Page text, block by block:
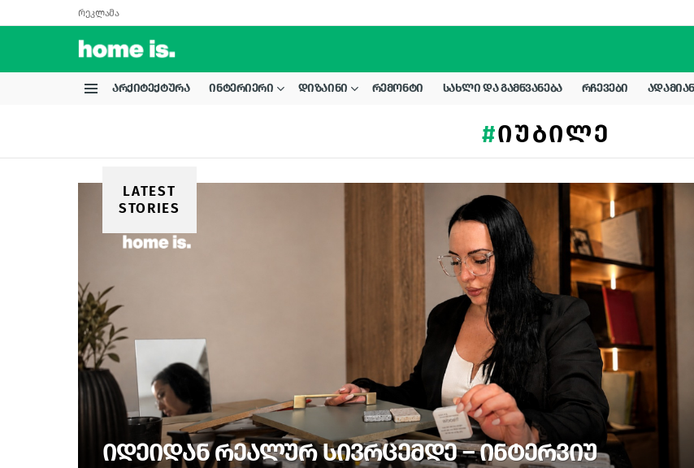
რეკლამა
ᲐᲠᲥᲘᲢᲔᲥᲢᲣᲠᲐ ᲘᲜᲢᲔᲠᲘᲔᲠᲘ ᲓᲘᲖᲐᲘᲜᲘ ᲠᲔᲛᲝᲜᲢᲘ ᲡᲐᲮᲚᲘ ᲓᲐ ᲒᲐᲛᲬᲕᲐᲜᲔᲑᲐ ᲠᲩᲔᲕᲔᲑᲘ
ᲘᲣᲑᲘᲚᲔ
LATEST
STORIES
ᲘᲓᲔᲘᲓᲐᲜ ᲠᲔᲐᲚᲣᲠ ᲡᲘᲕᲠᲪᲔᲛᲓᲔ – ᲘᲜᲢᲔᲠᲕᲘᲣ